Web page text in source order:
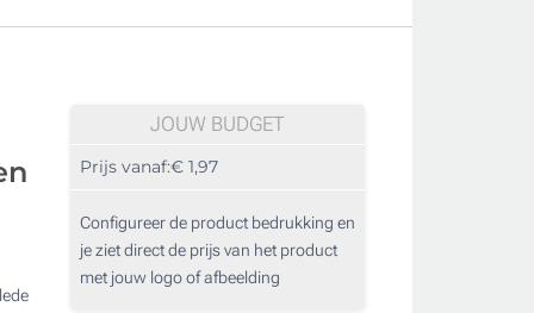
JOUW BUDGET
Prijs vanaf:€ 1,97
Configureer de product bedrukking en
je ziet direct de prijs van het product
met jouw logo of afbeelding